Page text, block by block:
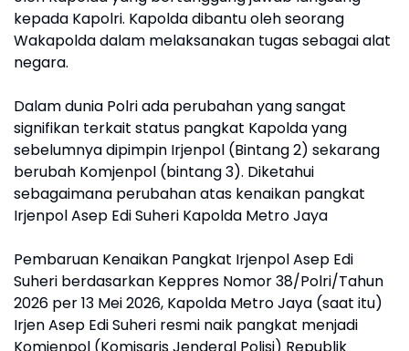
kepada Kapolri. Kapolda dibantu oleh seorang
Wakapolda dalam melaksanakan tugas sebagai alat
negara.
Dalam dunia Polri ada perubahan yang sangat
signifikan terkait status pangkat Kapolda yang
sebelumnya dipimpin Irjenpol (Bintang 2) sekarang
berubah Komjenpol (bintang 3). Diketahui
sebagaimana perubahan atas kenaikan pangkat
Irjenpol Asep Edi Suheri Kapolda Metro Jaya
Pembaruan Kenaikan Pangkat Irjenpol Asep Edi
Suheri berdasarkan Keppres Nomor 38/Polri/Tahun
2026 per 13 Mei 2026, Kapolda Metro Jaya (saat itu)
Irjen Asep Edi Suheri resmi naik pangkat menjadi